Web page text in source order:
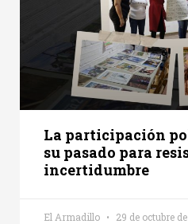
La participación
su pasado para
incertidumbre
El Armadillo 29 de octubre